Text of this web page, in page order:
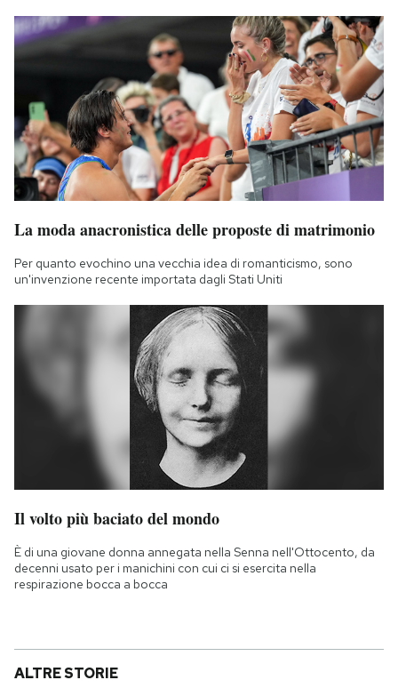
La moda anacronistica delle proposte di matrimonio
Per quanto evochino una vecchia idea di romanticismo, sono
un'invenzione recente importata dagli Stati Uniti
Il volto più baciato del mondo
È di una giovane donna annegata nella Senna nell'Ottocento, da
decenni usato per i manichini con cui ci si esercita nella
respirazione bocca a bocca
ALTRE STORIE